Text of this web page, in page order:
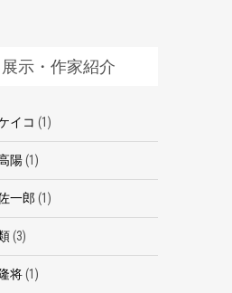
展示・作家紹介
イコ (1)
陽(1)
一郎 (1)
(3)
将(1)